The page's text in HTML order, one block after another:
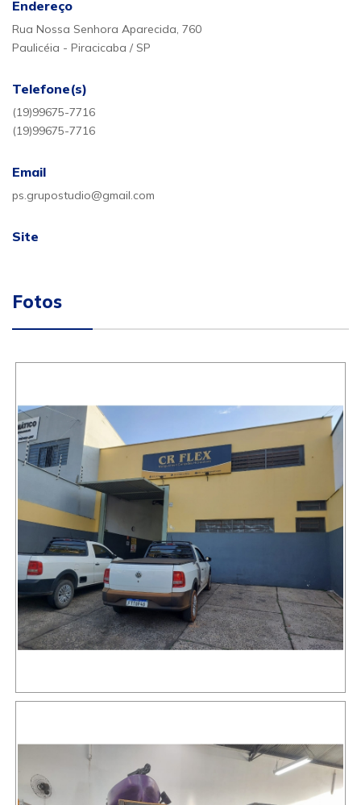
Endereço
Rua Nossa Senhora Aparecida, 760
Paulicéia - Piracicaba / SP
Telefone(s)
(19)99675-7716
(19)99675-7716
Email
ps.grupostudio@gmail.com
Site
Fotos